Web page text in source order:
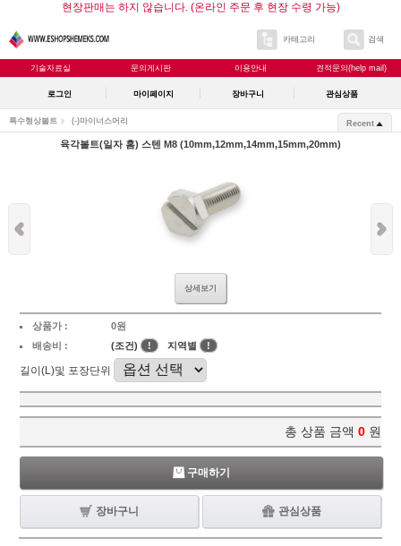
현장판매는 하지 않습니다. (온라인 주문 후 현장 수령 가능)
카테고리 검색
기술자료실 문의게시판 이용안내 견적문의(help mail)
로그인 마이페이지 장바구니 관심상품
특수형상볼트 (-)마이너스머리 Recent
육각볼트(일자 홈) 스텐 M8 (10mm,12mm,14mm,15mm,20mm)
상세보기
상품가 :
0원
배송비 :
(조건) ! 지역별 !
길이(L)및 포장단위
총 상품 금액 0 원
구매하기
장바구니 관심상품